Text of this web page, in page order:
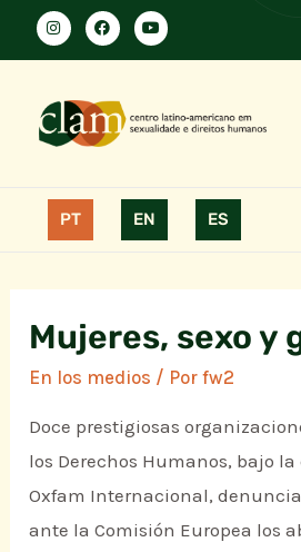
PT EN ES
Mujeres, sexo y
En los medios / Porfw2
Doce prestigiosas
los Derechos Humanos, bajo
Oxfam Internacional,
ante la Comisión Europea los